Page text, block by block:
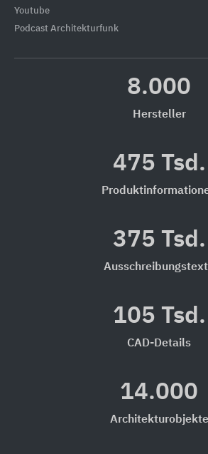
Youtube
Podcast Architekturfunk
8.000
Hersteller
475 Tsd.
375 Tsd.
105 Tsd.
CAD-Details
14.000
Architekturobjekte